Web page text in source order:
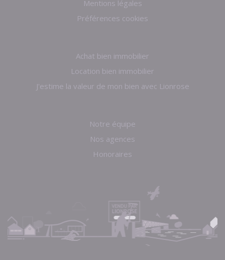
Mentions légales
Préférences cookies
Achat bien immobilier
Location bien immobilier
J'estime la valeur de mon bien avec Lionrose
Notre équipe
Nos agences
Honoraires